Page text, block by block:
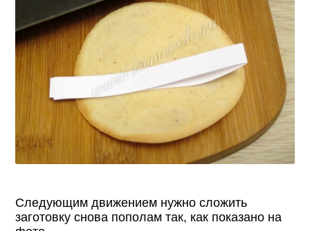
Следующим движением нужно сложить
заготовку снова пополам так, как показано на